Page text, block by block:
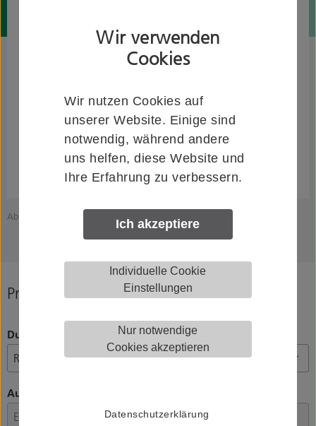
Wir verwenden
Cookies
Wir nutzen Cookies auf
unserer Website. Einige sind
notwendig, während andere
uns helfen, diese Website und
Ihre Erfahrung zu verbessern.
Ich akzeptiere
Individuelle Cookie
Einstellungen
Nur notwendige
Cookies akzeptieren
Datenschutzerklärung
Abbildung zeigt KWS 8394.82.00000 (Ausrichtung links)
Produkt konfigurieren
Durchmesser Griffstange (D)
Ausführung